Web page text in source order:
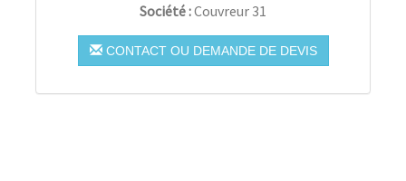
Société :Couvreur 31
CONTACT OU DEMANDE DE DEVIS